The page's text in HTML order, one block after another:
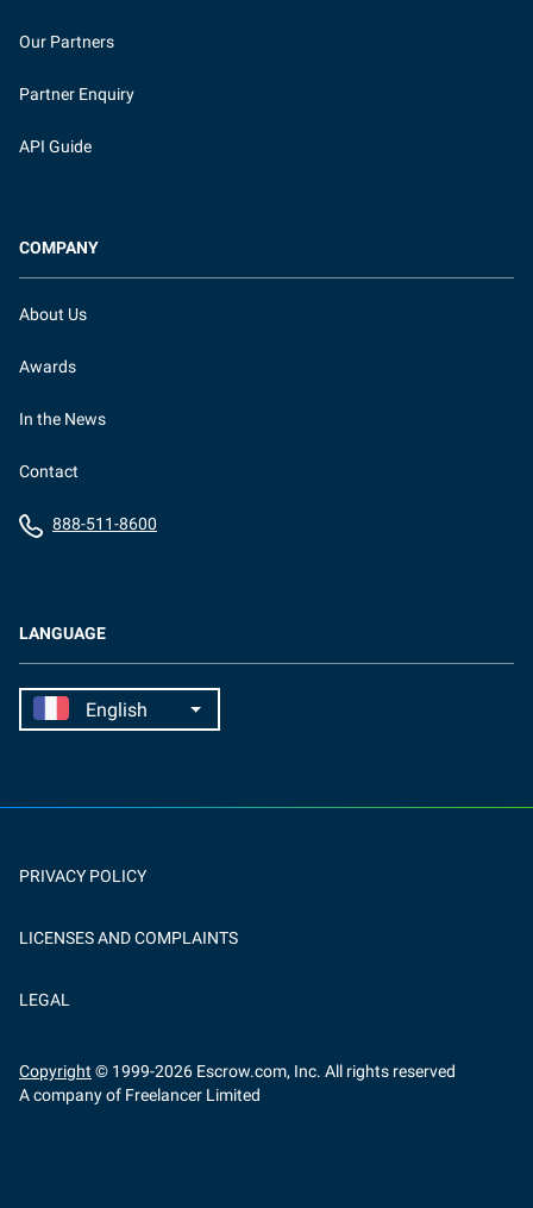
LANGUAGE
Our Partners
Partner Enquiry
API Guide
COMPANY
About Us
Awards
In the News
Contact
888-511-8600
PRIVACY POLICY
LICENSES AND COMPLAINTS
LEGAL
Copyright © 1999-2026 Escrow.com, Inc. All rights reserved
A company of Freelancer Limited